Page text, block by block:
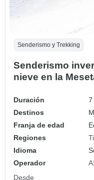
Senderismo y Trekking
Senderismo
nieve en la
Duración
7
Destinos
Franja de edad
Regiones
Idioma
Operador
Desde